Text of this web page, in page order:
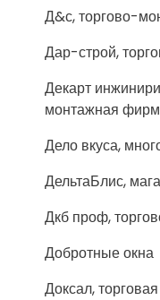
Д&с, торгово-
Дар-строй,
Декарт
монтажная
Дело вкуса,
ДельтаБлис,
Дкб проф,
Добротные окна
Доксал,